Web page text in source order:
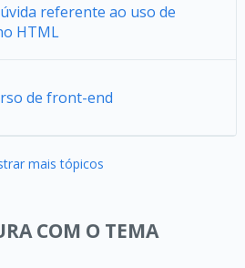
referente ao uso de
HTML
de front-end
mais tópicos
COM O TEMA